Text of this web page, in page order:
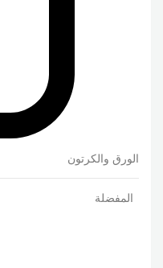
الورق والكرتون
المفضلة